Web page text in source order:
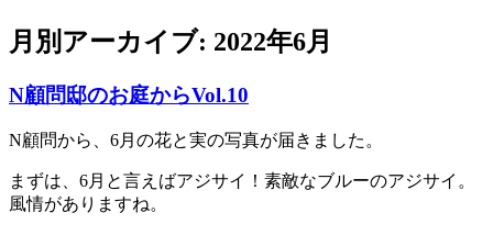
月別アーカイブ: 2022年6月
N顧問邸のお庭からVol.10
N顧問から、6月の花と実の写真が届きました。
まずは、6月と言えばアジサイ！素敵なブルーのアジサイ。
風情がありますね。